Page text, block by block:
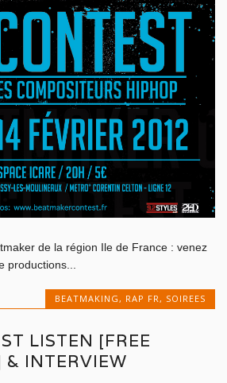
de la région Ile de France : venez
productions...
BEATMAKING, RAP FR, SOIREES
LISTEN [FREE
INTERVIEW